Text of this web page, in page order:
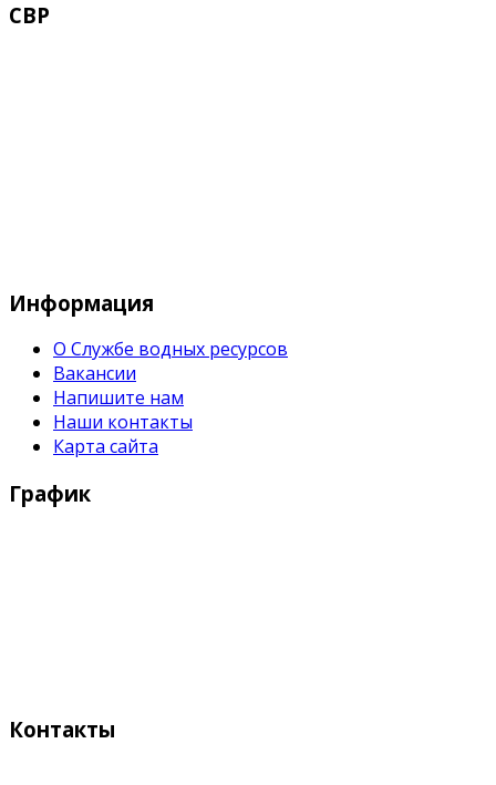
СВР
Информация
О Службе водных ресурсов
Вакансии
Напишите нам
Наши контакты
Карта сайта
График
Контакты